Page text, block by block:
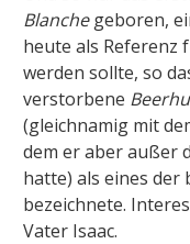
Blanchegeboren,
heute als Referenz
werden sollte, so
verstorbene
(gleichnamig mit
dem er aber außer
hatte) als eines der
bezeichnete.
Vater Isaac.